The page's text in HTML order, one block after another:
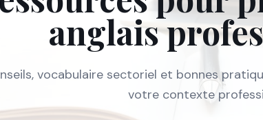
anglais
vocabulaire sectoriel et bonnes
votre contexte